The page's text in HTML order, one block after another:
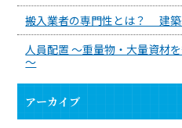
搬入業者の専門性とは？ 建築
人員配置 ～重量物・大量資材
～
アーカイブ